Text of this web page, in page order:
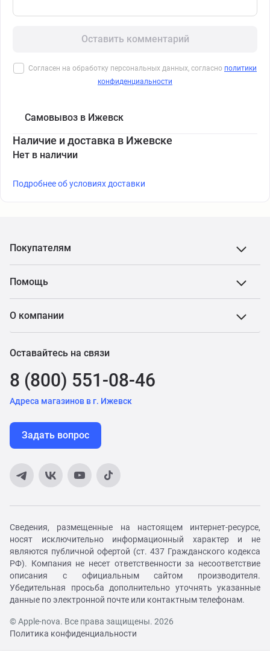
Оставить комментарий
Согласен на обработку персональных данных, согласно политики
конфиденциальности
Самовывоз в Ижевск
Наличие и доставка в Ижевске
Нет в наличии
Подробнее об условиях доставки
Покупателям
Помощь
О компании
Оставайтесь на связи
8 (800) 551-08-46
Адреса магазинов в г. Ижевск
Задать вопрос
Сведения, размещенные на настоящем интернет-ресурсе,
носят исключительно информационный характер и не
являются публичной офертой (ст. 437 Гражданского кодекса
РФ). Компания не несет ответственности за несоответствие
описания с официальным сайтом производителя.
Убедительная просьба дополнительно уточнять указанные
данные по электронной почте или контактным телефонам.
© Apple-nova. Все права защищены. 2026
Политика конфиденциальности